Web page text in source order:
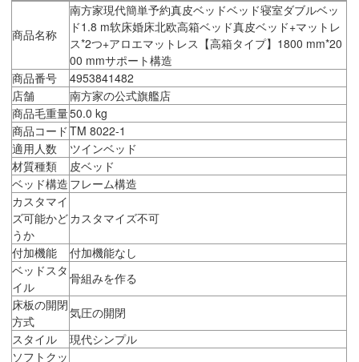
商品名称
南方家現代簡単予約真皮ベッドベッド寝室ダブルベッ
ド1.8 m软床婚床北欧高箱ベッド真皮ベッド+マットレ
ス*2つ+アロエマットレス【高箱タイプ】1800 mm*20
00 mmサポート構造
商品番号
4953841482
店舗
南方家の公式旗艦店
商品毛重量50.0 kg
商品コード TM 8022-1
適用人数
ツインベッド
材質種類
皮ベッド
ベッド構造 フレーム構造
カスタマイ
ズ可能かど
うか
カスタマイズ不可
付加機能
付加機能なし
ベッドスタ
イル
骨組みを作る
床板の開閉
方式
気圧の開閉
スタイル
現代シンプル
ソフトクッ